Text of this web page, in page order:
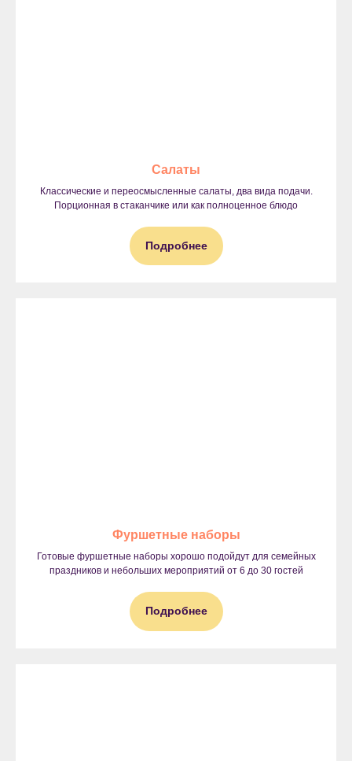
Салаты
Классические и переосмысленные салаты, два вида подачи.
Порционная в стаканчике или как полноценное блюдо
Подробнее
Фуршетные наборы
Готовые фуршетные наборы хорошо подойдут для семейных
праздников и небольших мероприятий от 6 до 30 гостей
Подробнее